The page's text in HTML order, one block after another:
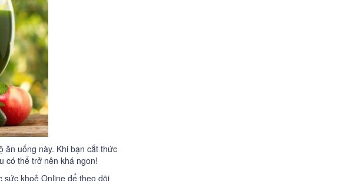
ăn uống này. Khi bạn cắt thức
có thể trở nên khá ngon!
khoẻ Online để theo dõi